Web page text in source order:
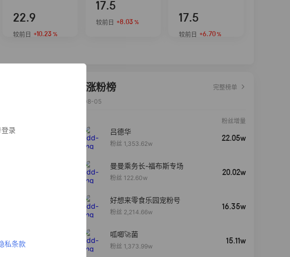
录
私条款
22.9
较前日 +10.23 %
17.5
较前日 +8.03 % 17.5
较前日 +6.70%
4,286
达人涨粉榜
完整榜单
2026-08-05
粉丝增量
吕德华
粉丝 1,353.62w
22.05w
曼曼乘务长-福布斯专场
粉丝 122.60w
20.02w
好想来零食乐园宠粉号
粉丝 2,214.66w
16.35w
呱唧🚀菌
粉丝 1,373.99w
15.11w